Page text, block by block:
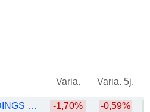
Varia. Varia. 5j.
ANZ GROUP HOLDINGS LIMITED
-1,70% -0,59%